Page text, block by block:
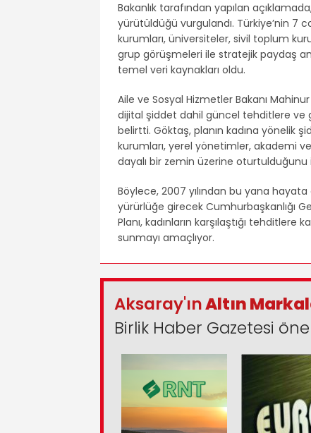
Bakanlık tarafından yapılan
yürütüldüğü vurgulandı. Türkiye’nin 7
kurumları, üniversiteler, sivil toplum
grup görüşmeleri ile stratejik paydaş
temel veri kaynakları oldu.
Aile ve Sosyal Hizmetler Bakanı
dijital şiddet dahil güncel tehditlere ve
belirtti. Göktaş, planın kadına yönelik
kurumları, yerel yönetimler, akademi
dayalı bir zemin üzerine
Böylece, 2007 yılından bu yana hayata
yürürlüğe girecek Cumhurbaşkanlığı
Planı, kadınların karşılaştığı
sunmayı amaçlıyor.
Aksaray'ınAltın
Birlik Haber Gazetesi öne